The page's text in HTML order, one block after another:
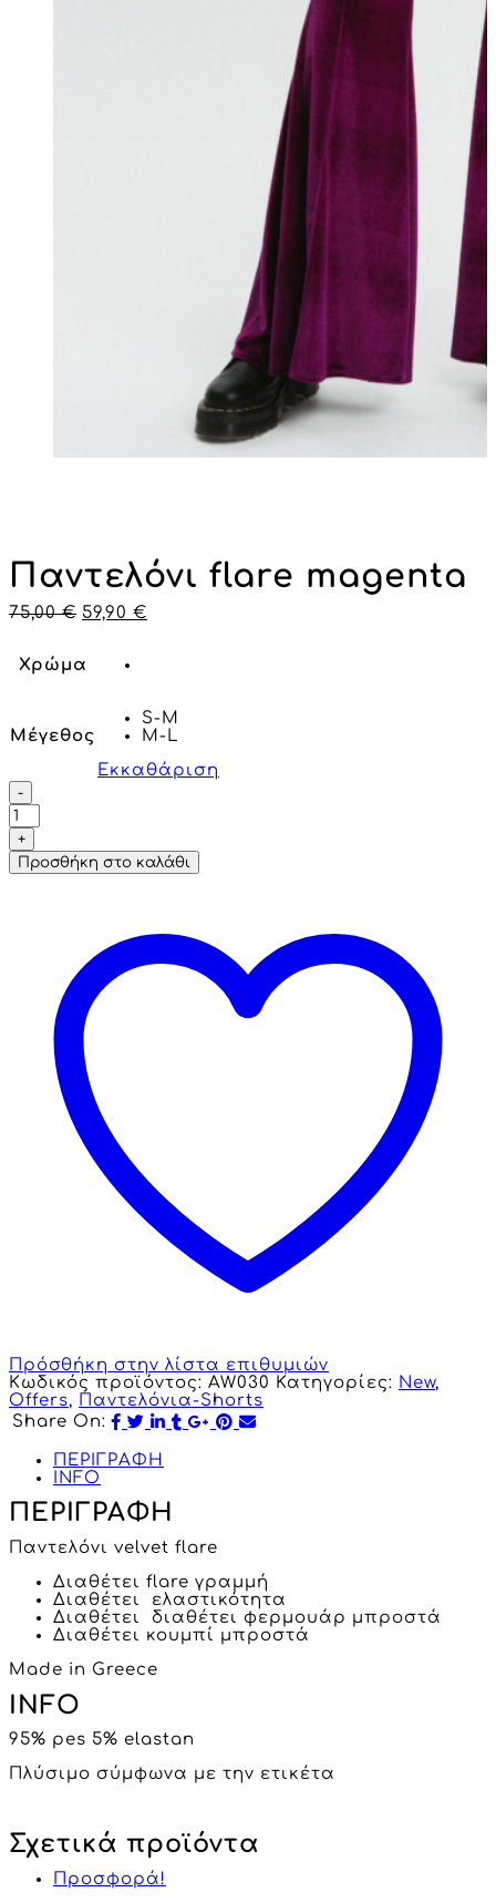
Παντελόνι flare magenta
75,00€ 59,90 €
Χρώμα
Μέγεθος
S-M
M-L
Εκκαθάριση
Προσθήκη στο καλάθι
Πρόσθήκη στην λίστα επιθυμιών
Κωδικός προϊόντος: AW030 Κατηγορίες: New,
Offers, Παντελόνια-Shorts
Share On:
ΠΕΡΙΓΡΑΦΗ
INFO
ΠΕΡΙΓΡΑΦΗ
Παντελόνι velvet flare
Διαθέτει flare γραμμή
Διαθέτει ελαστικότητα
Διαθέτει διαθέτει φερμουάρ μπροστά
Διαθέτει κουμπί μπροστά
Made in Greece
INFO
95% pes 5% elastan
Πλύσιμο σύμφωνα με την ετικέτα
Σχετικά προϊόντα
Προσφορά!